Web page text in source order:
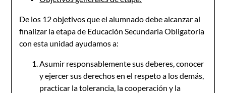
De los 12 objetivos que el alumnado debe alcanzar al
finalizar la etapa de Educación Secundaria Obligatoria
con esta unidad ayudamos a:
Asumir responsablemente sus deberes, conocer
y ejercer sus derechos en el respeto a los demás,
practicar la tolerancia, la cooperación y la